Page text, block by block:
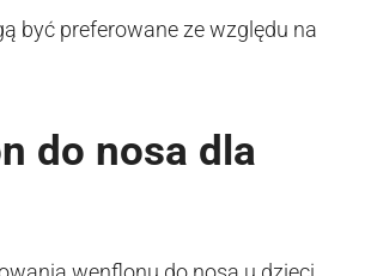
być preferowane ze względu na
do nosa dla